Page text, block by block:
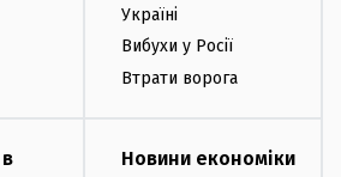
Україні
Вибухи у Росії
Втрати ворога
Новини економіки